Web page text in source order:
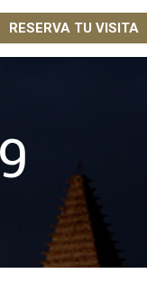
RESERVA TU VISITA